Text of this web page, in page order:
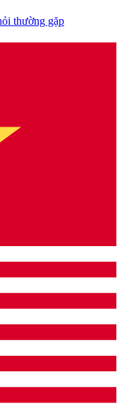
thường gặp